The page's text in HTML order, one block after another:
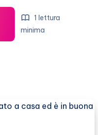
1 lettura
minima